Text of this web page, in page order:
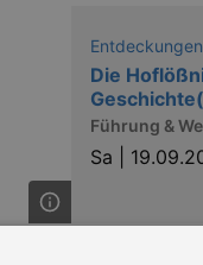
Entdeckungen
Die
Führung &
Sa |